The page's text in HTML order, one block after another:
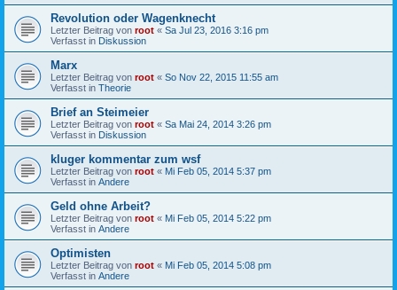
Revolution oder Wagenknecht
Letzter Beitrag von root « Sa Jul 23, 2016 3:16 pm
Verfasst in Diskussion
Marx
Letzter Beitrag von root « So Nov 22, 2015 11:55 am
Verfasst in Theorie
Brief an Steimeier
Letzter Beitrag von root « Sa Mai 24, 2014 3:26 pm
Verfasst in Diskussion
kluger kommentar zum wsf
Letzter Beitrag von root « Mi Feb 05, 2014 5:37 pm
Verfasst in Andere
Geld ohne Arbeit?
Letzter Beitrag von root « Mi Feb 05, 2014 5:22 pm
Verfasst in Andere
Optimisten
Letzter Beitrag von root « Mi Feb 05, 2014 5:08 pm
Verfasst in Andere